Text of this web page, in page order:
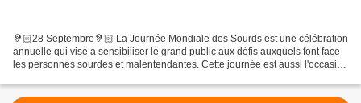
🦻🏻28 Septembre🦻🏻 La Journée Mondiale des Sourds est une célébration
annuelle qui vise à sensibiliser le grand public aux défis auxquels font face
les personnes sourdes et malentendantes. Cette journée est aussi l'occasion